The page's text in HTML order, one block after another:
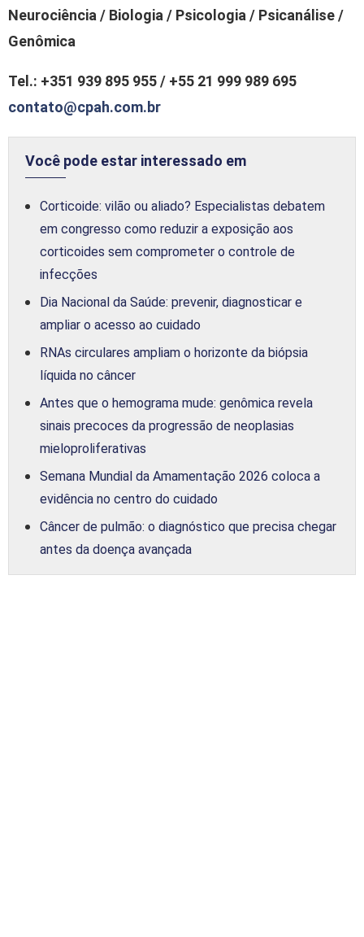
Neurociência / Biologia / Psicologia / Psicanálise /
Genômica
Tel.: +351 939 895 955 / +55 21 999 989 695
contato@cpah.com.br
Você pode estar interessado em
Corticoide: vilão ou aliado? Especialistas debatem
em congresso como reduzir a exposição aos
corticoides sem comprometer o controle de
infecções
Dia Nacional da Saúde: prevenir, diagnosticar e
ampliar o acesso ao cuidado
RNAs circulares ampliam o horizonte da biópsia
líquida no câncer
Antes que o hemograma mude: genômica revela
sinais precoces da progressão de neoplasias
mieloproliferativas
Semana Mundial da Amamentação 2026 coloca a
evidência no centro do cuidado
Câncer de pulmão: o diagnóstico que precisa chegar
antes da doença avançada